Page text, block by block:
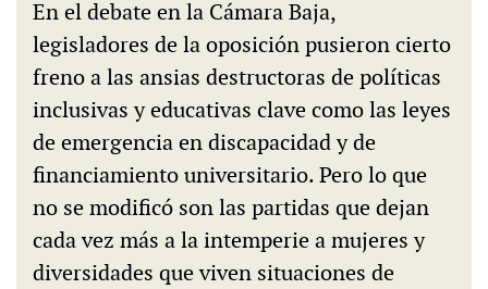
En el debate en la Cámara Baja,
legisladores de la oposición pusieron cierto
freno a las ansias destructoras de políticas
inclusivas y educativas clave como las leyes
de emergencia en discapacidad y de
financiamiento universitario. Pero lo que
no se modificó son las partidas que dejan
cada vez más a la intemperie a mujeres y
diversidades que viven situaciones de